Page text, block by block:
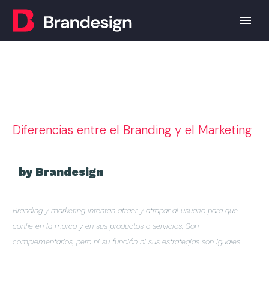
Diferencias entre el Branding y el Marketing
by Brandesign
Branding y marketing intentan atraer y atrapar al usuario para que
confíe en la marca y en sus productos o servicios. Son
complementarios, pero ni su función ni sus estrategias son iguales.